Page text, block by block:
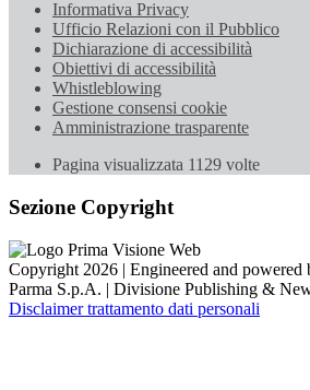
Informativa Privacy
Ufficio Relazioni con il Pubblico
Dichiarazione di accessibilità
Obiettivi di accessibilità
Whistleblowing
Gestione consensi cookie
Amministrazione trasparente
Pagina visualizzata 1129 volte
Sezione Copyright
Copyright 2026 | Engineered and powered
Parma S.p.A. | Divisione Publishing &
Disclaimer trattamento dati personali